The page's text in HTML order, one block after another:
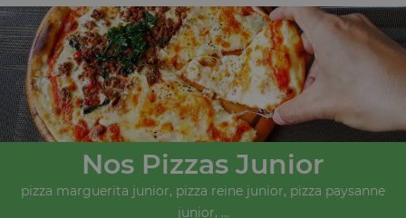
Nos Pizzas Junior
pizza marguerita junior, pizza reine junior, pizza paysanne
junior, ...